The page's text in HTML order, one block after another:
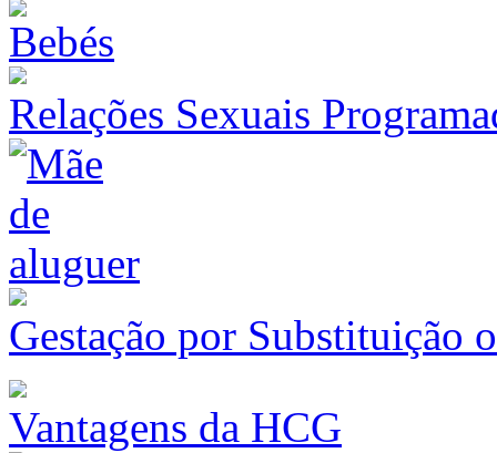
Relações Sexuais
Gestação por Substituição
Vantagens da HCG